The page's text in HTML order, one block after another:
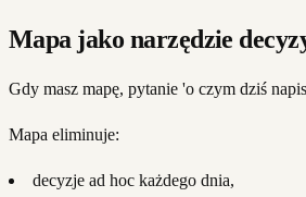
Mapa jako narzędzie
Gdy masz mapę, pytanie 'o czym dziś
Mapa eliminuje:
decyzje ad hoc każdego dnia,